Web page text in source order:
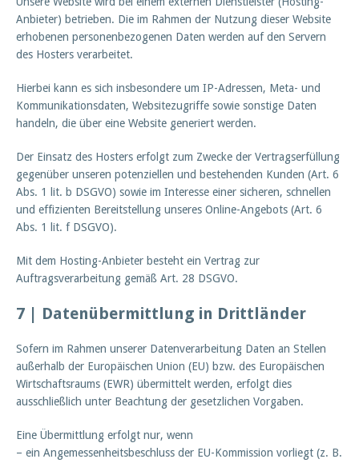
Anbieter) betrieben. Die im Rahmen der Nutzung dieser Website
erhobenen personenbezogenen Daten werden auf den Servern
des Hosters verarbeitet.
Hierbei kann es sich insbesondere um IP-Adressen, Meta- und
Kommunikationsdaten, Websitezugriffe sowie sonstige Daten
handeln, die über eine Website generiert werden.
Der Einsatz des Hosters erfolgt zum Zwecke der Vertragserfüllung
gegenüber unseren potenziellen und bestehenden Kunden (Art. 6
Abs. 1 lit. b DSGVO) sowie im Interesse einer sicheren, schnellen
und effizienten Bereitstellung unseres Online-Angebots (Art. 6
Abs. 1 lit. f DSGVO).
Mit dem Hosting-Anbieter besteht ein Vertrag zur
Auftragsverarbeitung gemäß Art. 28 DSGVO.
7 | Datenübermittlung in Drittländer
Sofern im Rahmen unserer Datenverarbeitung Daten an Stellen
außerhalb der Europäischen Union (EU) bzw. des Europäischen
Wirtschaftsraums (EWR) übermittelt werden, erfolgt dies
ausschließlich unter Beachtung der gesetzlichen Vorgaben.
Eine Übermittlung erfolgt nur, wenn
– ein Angemessenheitsbeschluss der EU-Kommission vorliegt (z. B.